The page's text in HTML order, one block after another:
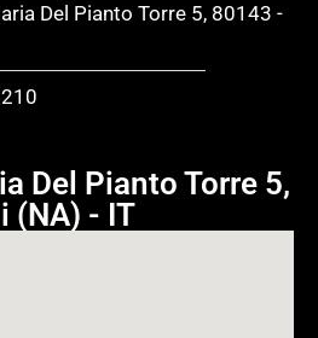
Del Pianto Torre 5, 80143 -
Del Pianto Torre 5,
(NA) - IT